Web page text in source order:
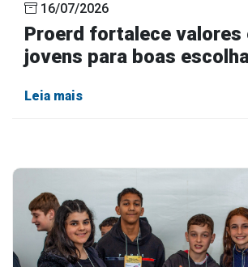
16/07/2026
Proerd fortalece valores
jovens para boas
Leia mais